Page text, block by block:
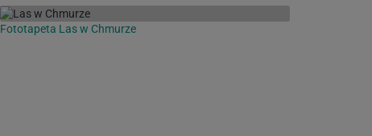
Fototapeta Las w Chmurze